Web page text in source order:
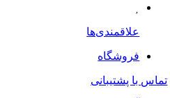
علاقمندی‌ها
فروشگاه
تماس با پشتیبانی